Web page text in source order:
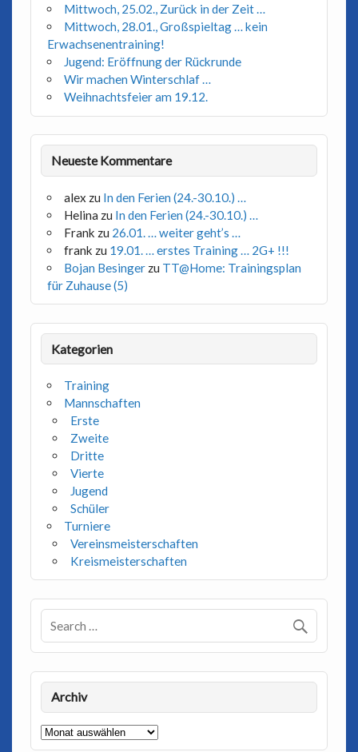
Mittwoch, 25.02., Zurück in der Zeit …
Mittwoch, 28.01., Großspieltag … kein
Erwachsenentraining!
Jugend: Eröffnung der Rückrunde
Wir machen Winterschlaf …
Weihnachtsfeier am 19.12.
Neueste Kommentare
alex zu In den Ferien (24.-30.10.) …
Helina zu In den Ferien (24.-30.10.) …
Frank zu 26.01. … weiter geht’s …
frank zu 19.01. … erstes Training … 2G+ !!!
Bojan Besingerzu TT@Home: Trainingsplan
für Zuhause (5)
Kategorien
Training
Mannschaften
Erste
Zweite
Dritte
Vierte
Jugend
Schüler
Turniere
Vereinsmeisterschaften
Kreismeisterschaften
Archiv
Archiv